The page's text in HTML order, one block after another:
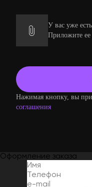
У вас уже
Приложите ее
Нажимая кнопку, вы
соглашения
Оформление заказа